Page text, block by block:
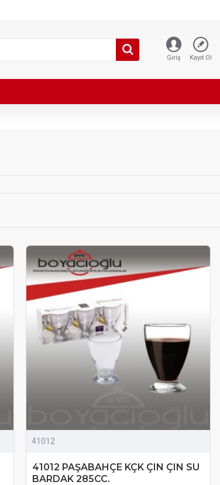
Giriş Kayıt Ol
41012
41012 PAŞABAHÇE KÇK ÇIN ÇIN SU
BARDAK 285CC.